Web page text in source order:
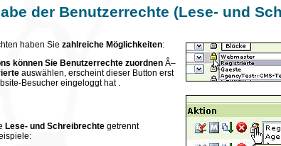
der Benutzerrechte (Lese- und
haben Sie zahlreiche Möglichkeiten:
können Sie Benutzerrechte zuordnen Â–
auswählen, erscheint dieser Button erst
Besucher eingeloggt hat .
Lese- und Schreibrechte getrennt